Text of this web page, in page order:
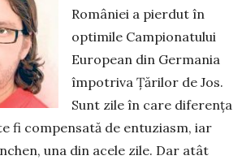
României a pierdut în
optimile Campionatului
European din Germania
împotriva Țărilor de Jos.
Sunt zile în care diferența
fi compensată de entuziasm, iar
una din acele zile. Dar atât